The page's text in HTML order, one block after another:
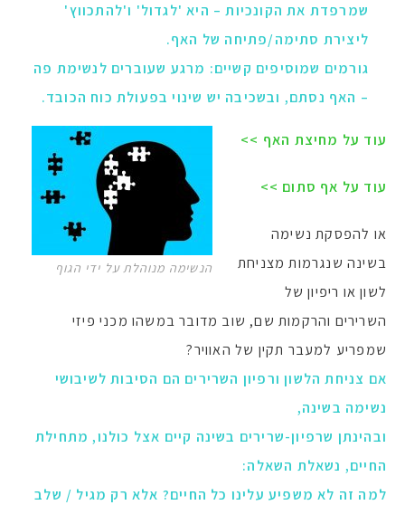
שמרפדת את הקונכיות – היא 'לגדול' ו'להתכווץ'
ליצירת סתימה/פתיחה של האף.
גורמים שמוסיפים קשיים: מרגע שעוברים לנשימת פה
– האף נסתם, ובשכיבה יש שינוי בפעולת כוח הכובד.
הנשימה מנוהלת על ידי הגוף
עוד על מחיצת האף >>
עוד על אף סתום >>
או להפסקת נשימה
בשינה שנגרמות מצניחת
לשון או ריפיון של
השרירים והרקמות שם, שוב מדובר במשהו מכני פיזי
שמפריע למעבר תקין של האוויר?
אם צניחת הלשון ורפיון השרירים הם הסיבות לשיבושי
נשימה בשינה,
ובהינתן שרפיון-שרירים בשינה קיים אצל כולנו, מתחילת
החיים, נשאלת השאלה:
למה זה לא משפיע עלינו כל החיים? אלא רק מגיל / שלב